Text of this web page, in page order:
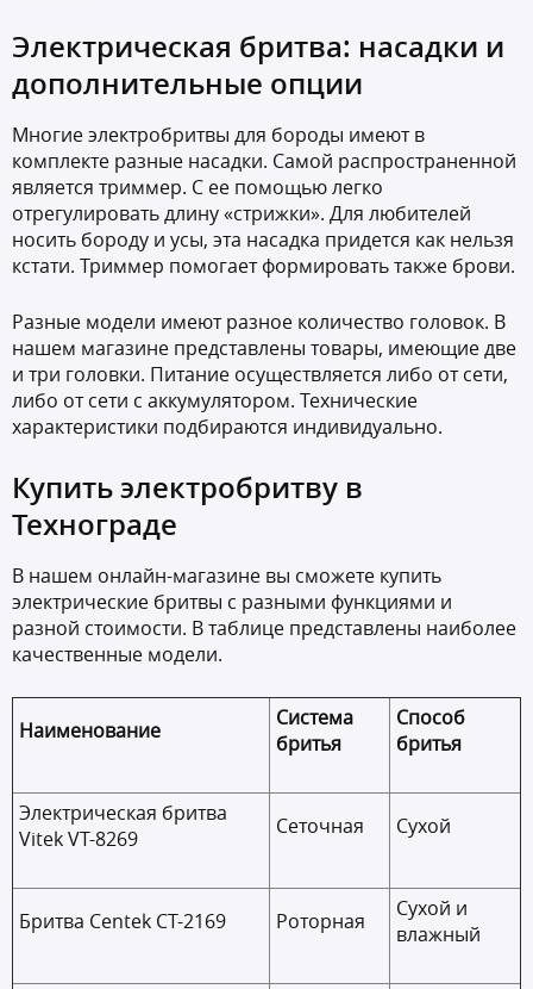
Электрическая бритва: насадки и
дополнительные опции
Многие электробритвы для бороды имеют в
комплекте разные насадки. Самой распространенной
является триммер. С ее помощью легко
отрегулировать длину «стрижки». Для любителей
носить бороду и усы, эта насадка придется как нельзя
кстати. Триммер помогает формировать также брови.
Разные модели имеют разное количество головок. В
нашем магазине представлены товары, имеющие две
и три головки. Питание осуществляется либо от сети,
либо от сети с аккумулятором. Технические
характеристики подбираются индивидуально.
Купить электробритву в
Технограде
В нашем онлайн-магазине вы сможете купить
электрические бритвы с разными функциями и
разной стоимости. В таблице представлены наиболее
качественные модели.
Наименование
Система
бритья
Способ
бритья
Электрическая бритва
Vitek VT-8269
Сеточная Сухой
Бритва Centek CT-2169 Роторная
Сухой и
влажный